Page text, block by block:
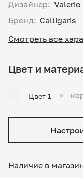
Дизайнер: Valerio
Бренд: Calligaris
Смотреть все
Цвет и
Цвет 1
Наличие в